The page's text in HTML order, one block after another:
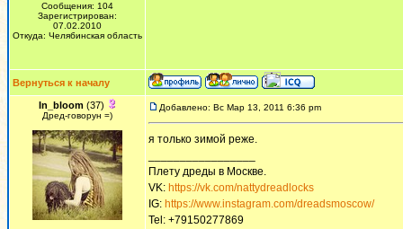
Сообщения: 104
Зарегистрирован:
07.02.2010
Откуда: Челябинская область
Вернуться к началу
In_bloom(37)
Дред-говорун =)
Добавлено: Вс Мар 13, 2011 6:36 pm
я только зимой реже.
Плету дреды в Москве.
VK: https://vk.com/nattydreadlocks
IG: https://www.instagram.com/dreadsmoscow/
Tel: +79150277869